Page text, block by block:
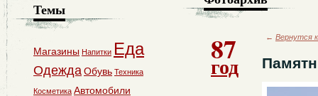
87
год
← Вернутся
Темы
Магазины Напитки Еда
ОдеждаОбувь Техника
Косметика Автомобили